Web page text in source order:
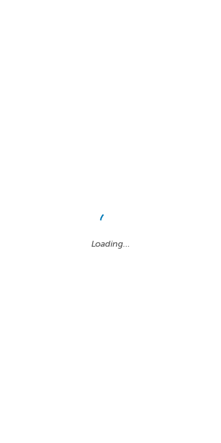
Loading…